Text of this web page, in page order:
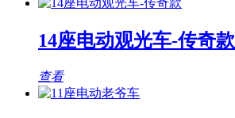
14座电动观光车-传奇款
查看